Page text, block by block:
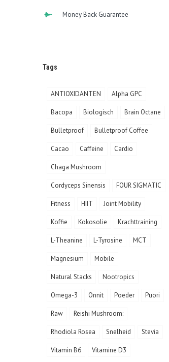
Money Back Guarantee
Tags
ANTIOXIDANTEN Alpha GPC
Bacopa Biologisch Brain Octane
Bulletproof Bulletproof Coffee
Cacao Caffeine Cardio
Chaga Mushroom
Cordyceps Sinensis FOUR SIGMATIC
Fitness HIIT Joint Mobility
Koffie Kokosolie Krachttraining
L-Theanine L-Tyrosine MCT
Magnesium Mobile
Natural Stacks Nootropics
Omega-3 Onnit Poeder Puori
Raw Reishi Mushroom:
Rhodiola Rosea Snelheid Stevia
Vitamin B6 Vitamine D3